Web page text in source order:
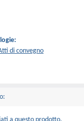
di convegno